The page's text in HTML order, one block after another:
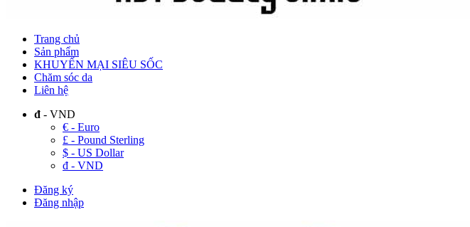
Trang chủ
Sản phẩm
KHUYẾN MẠI SIÊU SỐC
Chăm sóc da
Liên hệ
đ - VND
€ - Euro
£ - Pound Sterling
$ - US Dollar
đ - VND
Đăng ký
Đăng nhập